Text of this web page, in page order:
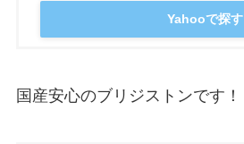
Yahooで探す
国産安心のブリジストンです！